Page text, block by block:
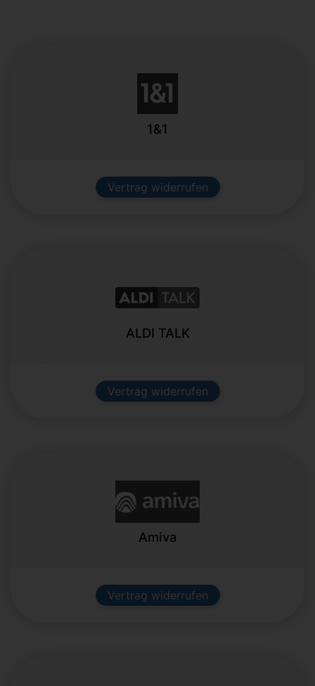
1&1
Vertrag widerrufen
ALDI TALK
Vertrag widerrufen
Amiva
Vertrag widerrufen